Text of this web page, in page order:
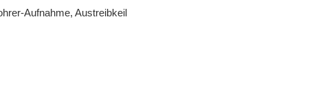
Aufnahme, Austreibkeil